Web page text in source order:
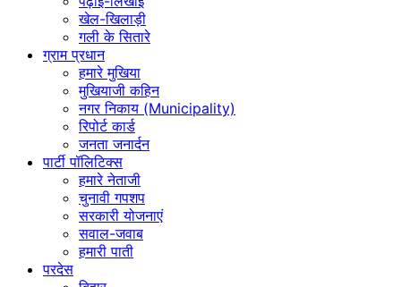
खेल-खिलाड़ी
गली के सितारे
ग्राम प्रधान
हमारे मुखिया
मुखियाजी कहिन
नगर निकाय (Municipality)
रिपोर्ट कार्ड
जनता जनार्दन
पार्टी पॉलिटिक्स
हमारे नेताजी
चुनावी गपशप
सरकारी योजनाएं
सवाल-जवाब
हमारी पाती
परदेस